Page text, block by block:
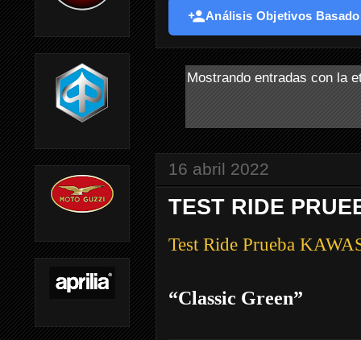
Análisis Objetivos
Mostrando entradas con la
16 abril 2022
TEST RIDE
Test Ride Prueba
“Classic Green”